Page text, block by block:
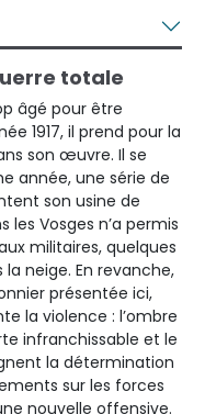
totale
âgé pour être
1917, il prend pour la
son œuvre. Il se
année, une série de
son usine de
les Vosges n’a permis
militaires, quelques
neige. En revanche,
présentée ici,
la violence : l’ombre
infranchissable et le
la détermination
sur les forces
nouvelle offensive.